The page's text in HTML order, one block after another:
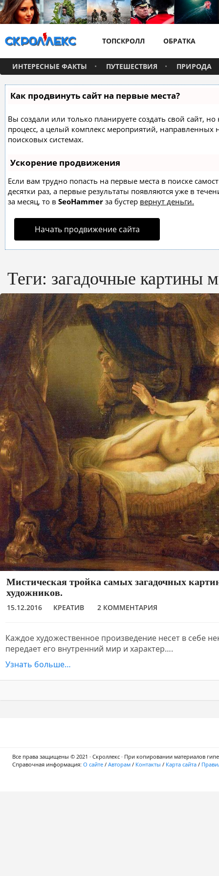
ТОПСКРОЛЛ ОБРАТКА
ИНТЕРЕСНЫЕ ФАКТЫ ПУТЕШЕСТВИЯ ПРИРОДА
Как продвинуть сайт на первые места?
Вы создали или только планируете создать свой сайт,
процесс, а целый комплекс мероприятий,
поисковых системах.
Ускорение продвижения
Если вам трудно попасть на первые места в поиске
десятки раз, а первые результаты появляются уже в
за месяц, то в SeoHammer за бустер вернут деньги.
Начать продвижение сайта
Теги: загадочные картины
Мистическая тройка самых загадочных
художников.
15.12.2016 КРЕАТИВ 2 КОММЕНТАРИЯ
Каждое художественное произведение несет в себе
передает его внутренний мир и характер….
Узнать больше…
Все права защищены © 2021 · Скроллекс · При копировании материалов
Справочная информация: О сайте / Авторам / Контакты / Карта сайта /